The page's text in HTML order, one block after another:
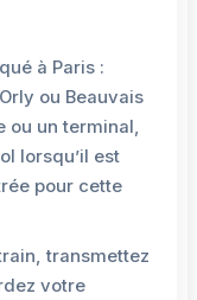
à Paris :
ou Beauvais
ou un terminal,
lorsqu’il est
pour cette
transmettez
votre